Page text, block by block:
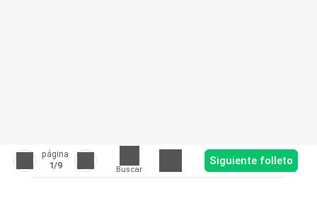
página
1/9 Buscar
Siguiente folleto